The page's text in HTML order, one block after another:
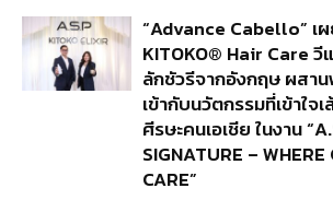
“Advance Cabello” เ
KITOKO® Hair Care
ลักชัวรีจากอังกฤษ ผสา
เข้ากับนวัตกรรมที่เข้าใจ
ศีรษะคนเอเชีย ในงาน
SIGNATURE – WHERE
CARE”